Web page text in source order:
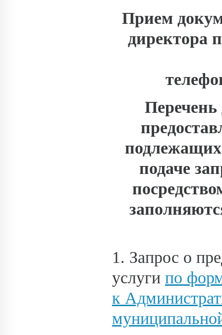
Прием
директора
Перечень
подаче
1. Запрос о
услуги по
к